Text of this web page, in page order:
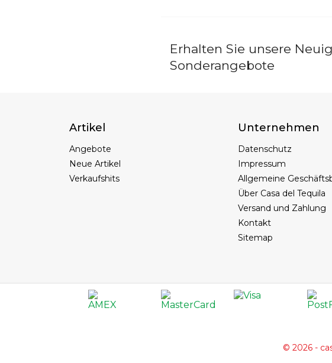
Erhalten Sie unsere
Sonderangebote
Artikel
Angebote
Neue Artikel
Verkaufshits
Unternehmen
Datenschutz
Impressum
Allgemeine
Über Casa del Tequila
Versand und Zahlung
Kontakt
Sitemap
© 2026 -